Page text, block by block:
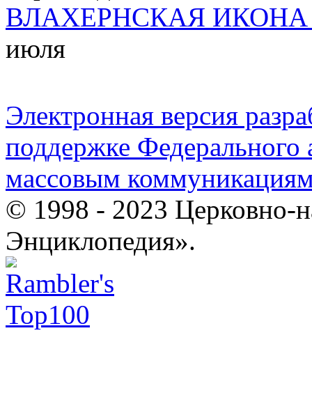
ВЛАХЕРНСКАЯ
июля
Электронная версия
поддержке Федерального
массовым
© 1998 - 2023 Церковно-
Энциклопедия».